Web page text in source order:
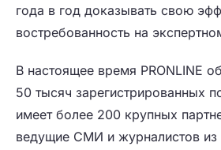
года в год доказывать свою
востребованность на
В настоящее время PRONLINE
50 тысяч зарегистрированных
имеет более 200 крупных
ведущие СМИ и журналистов из